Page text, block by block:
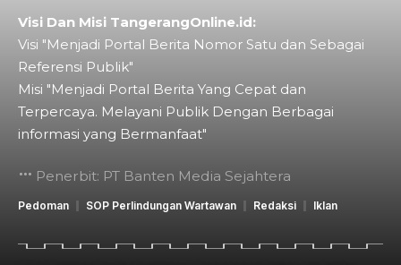
Visi Dan Misi TangerangOnline.id:
Visi "Menjadi Portal Berita Nomor Satu dan Sebagai
Referensi Publik"
Misi "Menjadi Portal Berita Yang Cepat dan
Terpercaya. Melayani Publik Dengan Berbagai
informasi yang Bermanfaat"
Penerbit: PT Banten Media Sejahtera
Pedoman SOP Perlindungan Wartawan Redaksi Iklan